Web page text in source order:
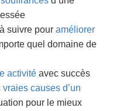
suivre pour améliorer
quel domaine de
activité avec succès
vraies causes d’un
pour le mieux